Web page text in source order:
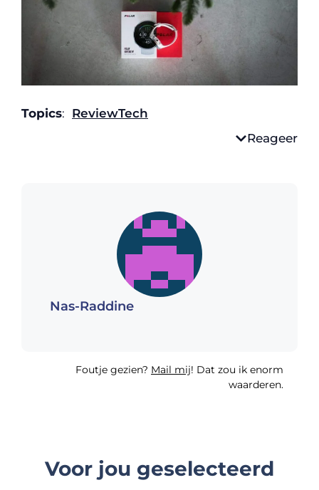
Topics: ReviewTech
Reageer
Nas-Raddine
Foutje gezien? Mail mij! Dat zou ik enorm
waarderen.
Voor jou geselecteerd